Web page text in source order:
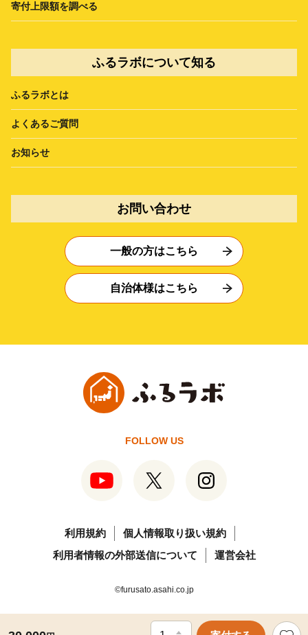
寄付上限額を調べる
ふるラボについて知る
ふるラボとは
よくあるご質問
お知らせ
お問い合わせ
一般の方はこちら
自治体様はこちら
FOLLOW US
利用規約
個人情報取り扱い規約
利用者情報の外部送信について
運営会社
©furusato.asahi.co.jp